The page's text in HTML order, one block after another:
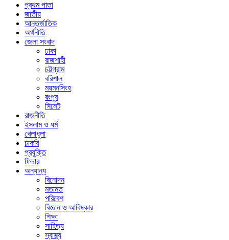
প্রথম পাতা
জাতীয়
আন্তর্জাতিক
অর্থনীতি
জেলা সংবাদ
ঢাকা
রাজশাহী
চট্টগ্রাম
বরিশাল
ময়মনসিংহ
রংপুর
সিলেট
রাজনীতি
ইসলাম ও ধর্ম
খেলাধুলা
চাকরি
প্রযুক্তি
ফিচার
অন্যান্য
বিনোদন
মতামত
পরিবেশ
বিজ্ঞান ও আবিষ্কার
শিক্ষা
সাহিত্য
স্বাস্থ্য